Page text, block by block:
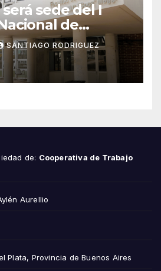
sede del I
de
SANTIAGO RODRIGUEZ
de: Cooperativa de Trabajo
Aurellio
Plata, Provincia de Buenos Aires